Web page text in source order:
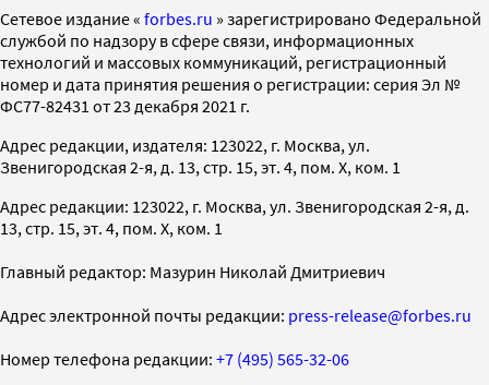
Cетевое издание « forbes.ru » зарегистрировано Федеральной
службой по надзору в сфере связи, информационных
технологий и массовых коммуникаций, регистрационный
номер и дата принятия решения о регистрации: серия Эл №
ФС77-82431 от 23 декабря 2021 г.
Адрес редакции, издателя: 123022, г. Москва, ул.
Звенигородская 2-я, д. 13, стр. 15, эт. 4, пом. X, ком. 1
Адрес редакции: 123022, г. Москва, ул. Звенигородская 2-я, д.
13, стр. 15, эт. 4, пом. X, ком. 1
Главный редактор: Мазурин Николай Дмитриевич
Адрес электронной почты редакции: press-release@forbes.ru
Номер телефона редакции: +7 (495) 565-32-06